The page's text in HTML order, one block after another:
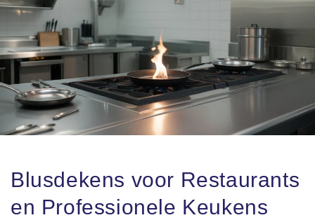
Blusdekens voor Restaurants
en Professionele Keukens